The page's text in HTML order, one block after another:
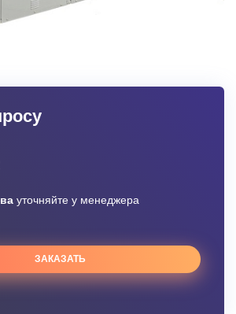
уточняйте у менеджера
ЗАКАЗАТЬ